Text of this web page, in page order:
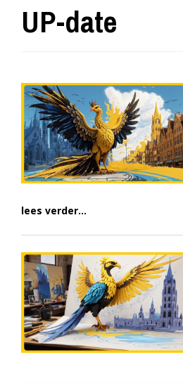
UP-date
lees verder...